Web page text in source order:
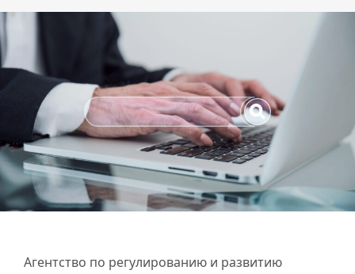
Агентство по регулированию и развитию